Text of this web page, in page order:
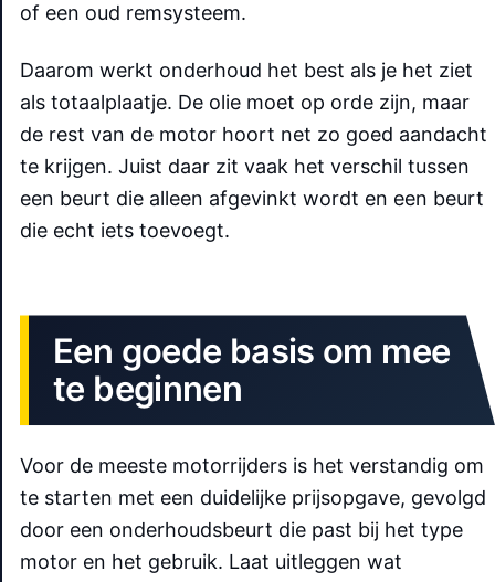
of een oud remsysteem.
Daarom werkt onderhoud het best als je het ziet
als totaalplaatje. De olie moet op orde zijn, maar
de rest van de motor hoort net zo goed aandacht
te krijgen. Juist daar zit vaak het verschil tussen
een beurt die alleen afgevinkt wordt en een beurt
die echt iets toevoegt.
Een goede basis om mee
te beginnen
Voor de meeste motorrijders is het verstandig om
te starten met een duidelijke prijsopgave, gevolgd
door een onderhoudsbeurt die past bij het type
motor en het gebruik. Laat uitleggen wat